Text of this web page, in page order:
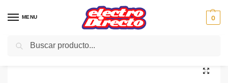
MENU 0
Inicio Gama blanca Campanas